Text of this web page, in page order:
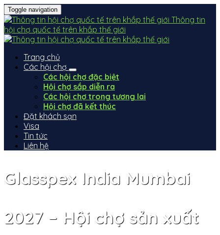
Toggle navigation
Thông tin
hội chợ quốc tế trên khắp thế giới
Trang chủ
Các hội chợ
Các hội chợ đặc biệt
Hội chợ sắp diễn ra
Các hội chợ trong tương lai
Hội chợ đã kết thúc
Đặt khách sạn
Visa
Tin tức
Liên hệ
Glasspex India Mumbai
2027 – Hội chợ sản xuất